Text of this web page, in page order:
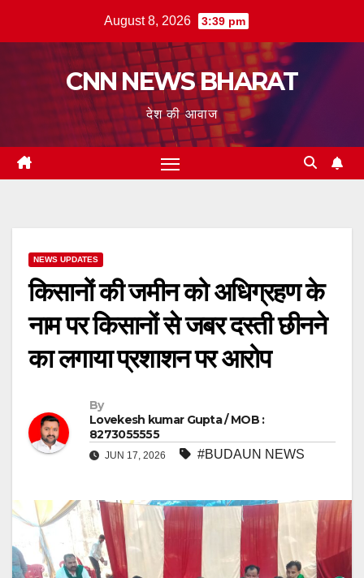
August 8, 2026 3:39 pm
CNN NEWS BHARAT
देश की आवाज
NEWS UPDATES
किसानों की जमीन को अधिग्रहण के
नाम पर किसानों से जबर दस्ती छीनने
का लगाया प्रशाशन पर आरोप
By
Lovekesh kumar Gupta / MOB :
8273055555
JUN 17, 2026 #BUDAUN NEWS